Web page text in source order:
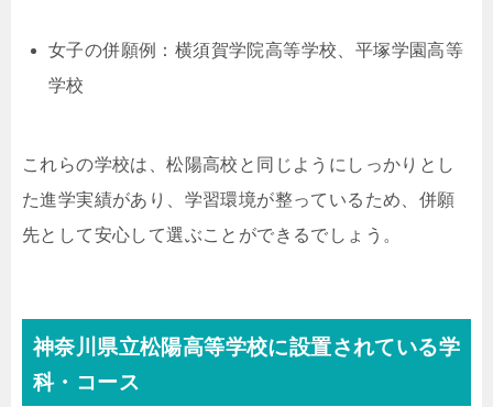
女子の併願例：横須賀学院高等学校、平塚学園高等
学校
これらの学校は、松陽高校と同じようにしっかりとし
た進学実績があり、学習環境が整っているため、併願
先として安心して選ぶことができるでしょう。
神奈川県立松陽高等学校に設置されている学
科・コース